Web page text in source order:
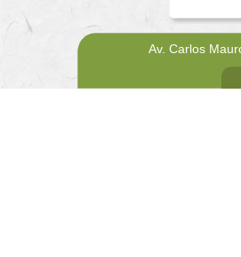
Av. Carlos